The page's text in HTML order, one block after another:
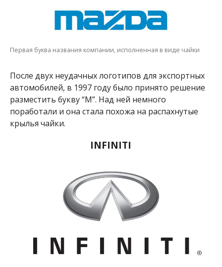
Первая буква названия компании, исполненная в виде чайки
После двух неудачных логотипов для экспортных
автомобилей, в 1997 году было принято решение
разместить букву “М”. Над ней немного
поработали и она стала похожа на распахнутые
крылья чайки.
INFINITI